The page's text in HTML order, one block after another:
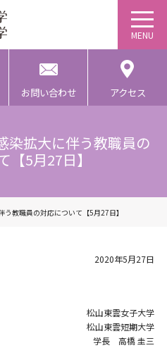
お問い合わせ アクセス
染拡大に伴う教職員の
【5月27日】
教職員の対応について【5月27日】
2020年5月27日
松山東雲女子大学
松山東雲短期大学
学長 高橋 圭三